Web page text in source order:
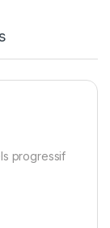
progressif